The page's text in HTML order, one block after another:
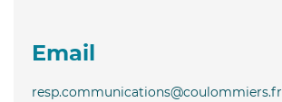
Email
resp.communications@coulommiers.fr